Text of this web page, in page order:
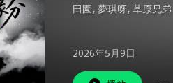
田園 , 夢琪呀, 草原兄弟
2026年5月9日